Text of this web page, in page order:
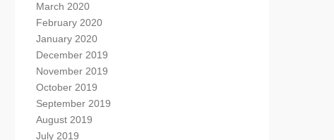
March 2020
February 2020
January 2020
December 2019
November 2019
October 2019
September 2019
August 2019
July 2019